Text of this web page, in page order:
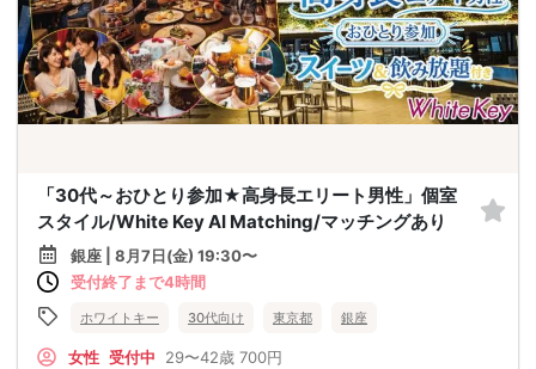
「30代～おひとり参加★高身長エリート男性」個室
スタイル/White Key AI Matching/マッチングあり
銀座 | 8月7日(金) 19:30〜
受付終了まで4時間
ホワイトキー 30代向け 東京都 銀座
女性 受付中 29〜42歳 700円